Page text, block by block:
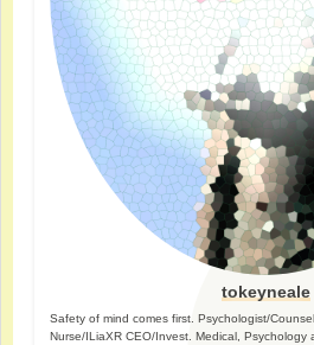
tokeyneale
Safety of mind comes first. Psychologist/
Nurse/ILiaXR CEO/Invest. Medical, Psychology